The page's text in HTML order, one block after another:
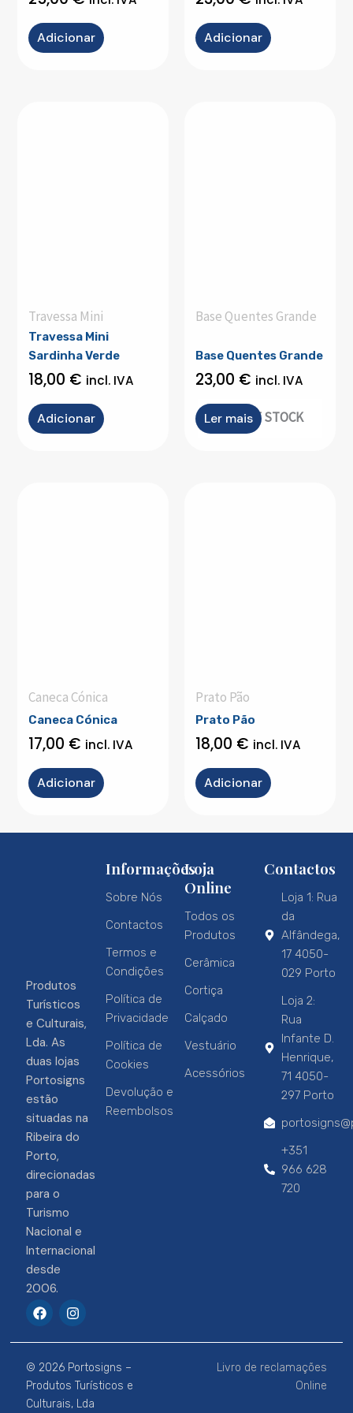
Adicionar Adicionar
Travessa Mini
Travessa Mini
Sardinha Verde
18,00 € incl. IVA
Adicionar
Base Quentes Grande
OUT OF STOCK
Base Quentes Grande
23,00 € incl. IVA
Ler mais
Caneca Cónica
Caneca Cónica
17,00 € incl. IVA
Adicionar
Prato Pão
Prato Pão
18,00 € incl. IVA
Adicionar
Produtos
Turísticos
e Culturais,
Lda. As
duas lojas
Portosigns
estão
situadas na
Ribeira do
Porto,
direcionadas
para o
Turismo
Nacional e
Internacional
desde
2006.
F
a
e
b
o
o
k
I
n
t
a
g
r
a
Informações
Sobre Nós
Contactos
Termos e
Condições
Política de
Privacidade
Política de
Cookies
Devolução e
Reembolsos
Loja
Online
Todos os
Produtos
Cerâmica
Cortiça
Calçado
Vestuário
Acessórios
Contactos
Loja 1: Rua
da
Alfândega,
17 4050-
029 Porto
Loja 2:
Rua
Infante D.
Henrique,
71 4050-
297 Porto
+351
966 628
720
© 2026 Portosigns –
Produtos Turísticos e
Culturais, Lda
Livro de reclamações
Online